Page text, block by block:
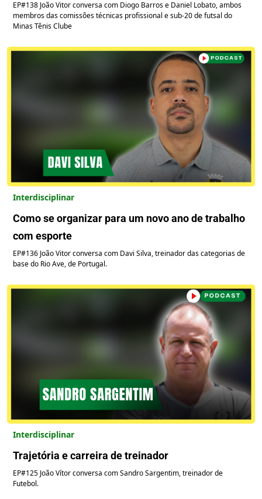
EP#138 João Vitor conversa com Diogo Barros e Daniel Lobato, ambos
membros das comissões técnicas profissional e sub-20 de futsal do
Minas Tênis Clube
Interdisciplinar
Como se organizar para um novo ano de trabalho
com esporte
EP#136 João Vitor conversa com Davi Silva, treinador das categorias de
base do Rio Ave, de Portugal.
Interdisciplinar
Trajetória e carreira de treinador
EP#125 João Vítor conversa com Sandro Sargentim, treinador de
Futebol.